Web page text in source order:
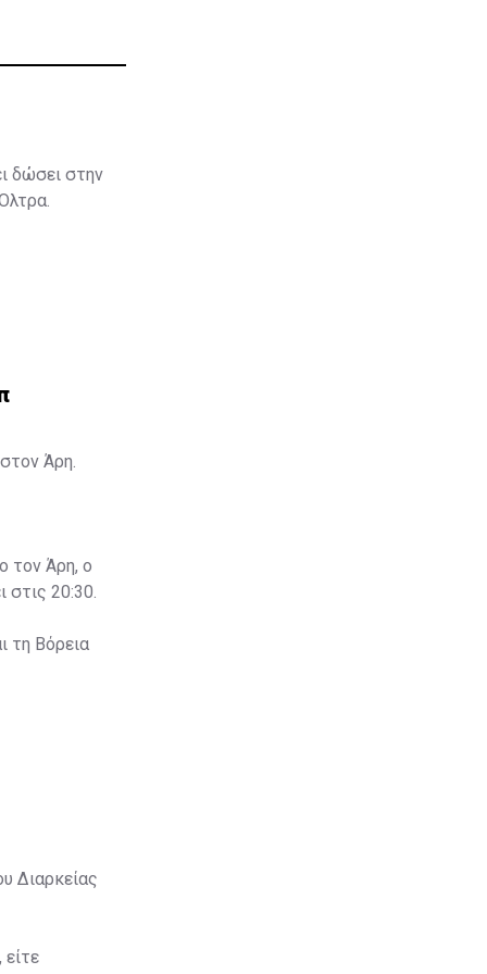
δώσει στην
Άρη.
τον Άρη, ο
στις 20:30.
τη Βόρεια
Διαρκείας
είτε